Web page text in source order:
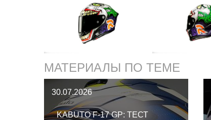
МАТЕРИАЛЫ ПО ТЕМЕ
30.07.2026
KABUTO F-17 GP: ТЕСТ